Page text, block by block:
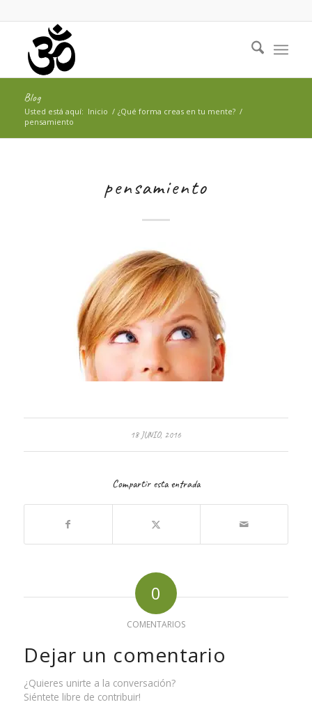
Blog
Usted está aquí: Inicio / ¿Qué forma creas en tu mente? /
pensamiento
pensamiento
18 JUNIO, 2016
Compartir esta entrada
0
COMENTARIOS
Dejar un comentario
¿Quieres unirte a la conversación?
Siéntete libre de contribuir!